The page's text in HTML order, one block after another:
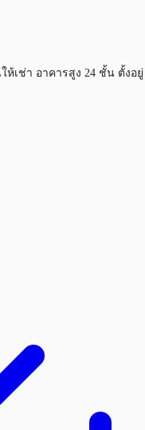
ห้เช่า อาคารสูง 24 ชั้น ตั้งอยู่